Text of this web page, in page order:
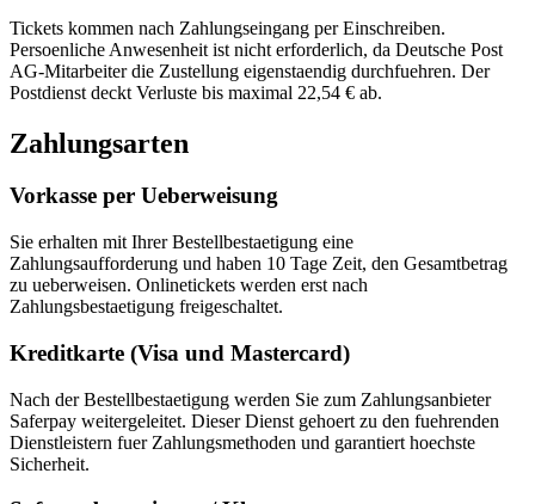
Tickets kommen nach Zahlungseingang per Einschreiben.
Persoenliche Anwesenheit ist nicht erforderlich, da Deutsche Post
AG-Mitarbeiter die Zustellung eigenstaendig durchfuehren. Der
Postdienst deckt Verluste bis maximal 22,54 € ab.
Zahlungsarten
Vorkasse per Ueberweisung
Sie erhalten mit Ihrer Bestellbestaetigung eine
Zahlungsaufforderung und haben 10 Tage Zeit, den Gesamtbetrag
zu ueberweisen. Onlinetickets werden erst nach
Zahlungsbestaetigung freigeschaltet.
Kreditkarte (Visa und Mastercard)
Nach der Bestellbestaetigung werden Sie zum Zahlungsanbieter
Saferpay weitergeleitet. Dieser Dienst gehoert zu den fuehrenden
Dienstleistern fuer Zahlungsmethoden und garantiert hoechste
Sicherheit.